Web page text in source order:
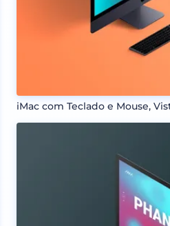
iMac com Teclado e Mouse,